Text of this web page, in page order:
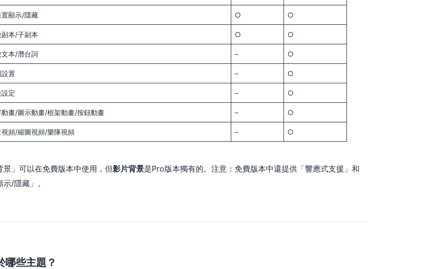
置顯示/隱藏 ○ ○
本/子副本 ○ ○
本/潛台詞 – ○
置 – ○
定 – ○
動畫/圖示動畫/框架動畫/按鈕動畫 – ○
視頻/縮圖視頻/樂隊視頻 – ○
景」可以在免費版本中使用，但影片背景是Pro版本獨有的。注意：免費版本中還提供「響應式支援」和
示/隱藏」。
哪些主題？